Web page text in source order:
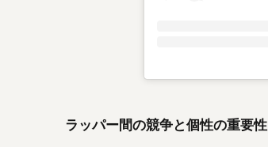
ラッパー間の競争と個性の重要性